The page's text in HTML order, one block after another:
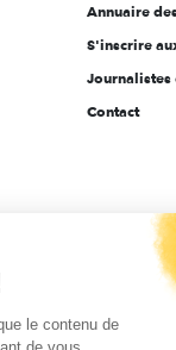
Annuaire
S'inscrire
Journalistes
Contact
le contenu de
de vous